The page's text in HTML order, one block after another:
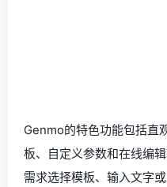
Genmo的特色功能包括直
板、自定义参数和在线编
需求选择模板、输入文字